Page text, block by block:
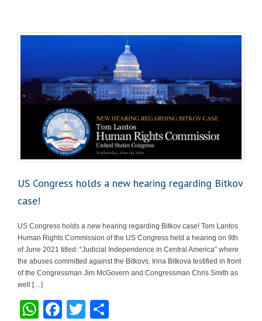
US Congress holds a new hearing regarding Bitkov
case!
US Congress holds a new hearing regarding Bitkov case! Tom Lantos
Human Rights Commission of the US Congress held a hearing on 9th
of June 2021 titled: “Judicial Independence in Central America” where
the abuses committed against the Bitkovs. Irina Bitkova testified in front
of the Congressman Jim McGovern and Congressman Chris Smith as
well […]
W
F
T